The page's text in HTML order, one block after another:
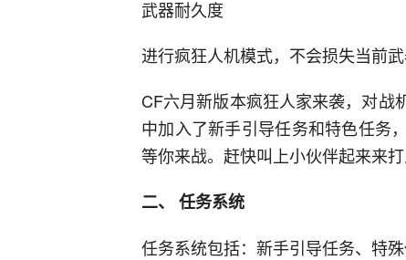
武器耐久度
进行疯狂人机模式，不会损失当前
CF六月新版本疯狂人家来袭，对战
中加入了新手引导任务和特色任务
等你来战。赶快叫上小伙伴起来来
二、 任务系统
任务系统包括：新手引导任务、特殊